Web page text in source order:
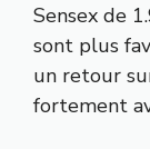
Sensex de
sont plus
un retour
fortement